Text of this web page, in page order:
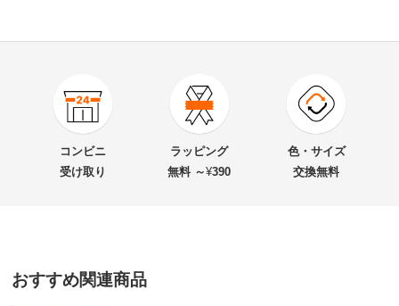
商品番号 900-PC75-46
別
※お届け先が同じであれば複数個ご購入いただいても¥880です。
コンビニ
受け取り
ラッピング
無料 ～¥390
色・サイズ
交換無料
おすすめ関連商品